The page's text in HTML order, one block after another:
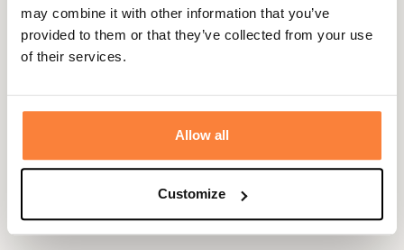
may combine it with other information that you’ve
provided to them or that they’ve collected from your use
of their services.
Allow all
Customize
veste huilée Barbour, pour un look authentique qui ne
laissera personne indifférent !
Fiche technique
Composition 100% Coton
Coton huilé
Genre Femme, Homme, Mixte